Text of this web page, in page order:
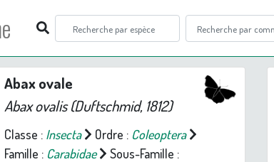
Abax ovale
Abax ovalis(Duftschmid, 1812)
Classe : Insecta Ordre : Coleoptera
Famille : Carabidae
Sous-Famille :